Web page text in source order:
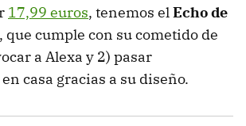
17,99 euros, tenemos elEcho de
, que cumple con su cometido de
a Alexa y 2) pasar
casa gracias a su diseño.